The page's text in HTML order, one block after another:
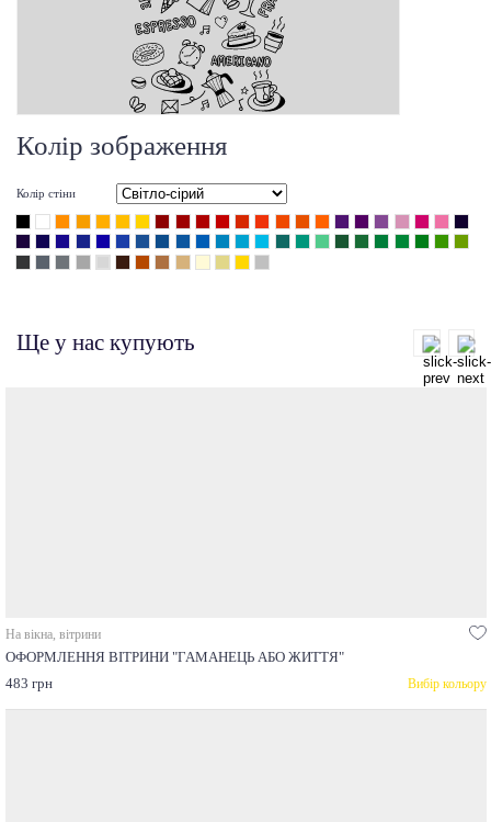
Колір зображення
Колір стіни
Ще у нас купують
На вікна, вітрини
ОФОРМЛЕННЯ ВІТРИНИ "ГАМАНЕЦЬ АБО ЖИТТЯ"
483 грн
Вибір кольору